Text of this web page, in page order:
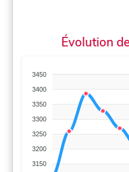
Évolution
3450
3400
3350
3300
3250
3200
3150